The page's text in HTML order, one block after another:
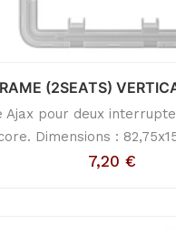
(2SEATS)
Ajax pour deux
Dimensions :
7,20 €